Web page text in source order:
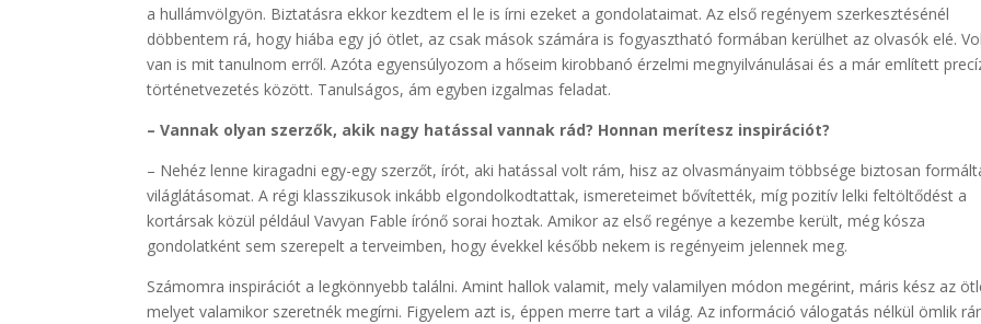
a hullámvölgyön. Biztatásra ekkor kezdtem el le is írni ezeket a gondolataimat. Az első regényem szerkesztésénél
döbbentem rá, hogy hiába egy jó ötlet, az csak mások számára is fogyasztható formában kerülhet az olvasók elé.
van is mit tanulnom erről. Azóta egyensúlyozom a hőseim kirobbanó érzelmi megnyilvánulásai és a már említett
történetvezetés között. Tanulságos, ám egyben izgalmas feladat.
– Vannak olyan szerzők, akik nagy hatással vannak rád? Honnan merítesz inspirációt?
– Nehéz lenne kiragadni egy-egy szerzőt, írót, aki hatással volt rám, hisz az olvasmányaim többsége biztosan
világlátásomat. A régi klasszikusok inkább elgondolkodtattak, ismereteimet bővítették, míg pozitív lelki feltöltődést a
kortársak közül például Vavyan Fable írónő sorai hoztak. Amikor az első regénye a kezembe került, még kósza
gondolatként sem szerepelt a terveimben, hogy évekkel később nekem is regényeim jelennek meg.
Számomra inspirációt a legkönnyebb találni. Amint hallok valamit, mely valamilyen módon megérint, máris kész az
melyet valamikor szeretnék megírni. Figyelem azt is, éppen merre tart a világ. Az információ válogatás nélkül ömlik